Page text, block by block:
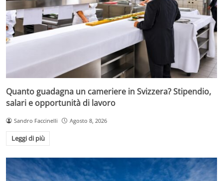
Quanto guadagna un cameriere in Svizzera? Stipendio,
salari e opportunità di lavoro
Sandro Faccinelli Agosto 8, 2026
Leggi di più